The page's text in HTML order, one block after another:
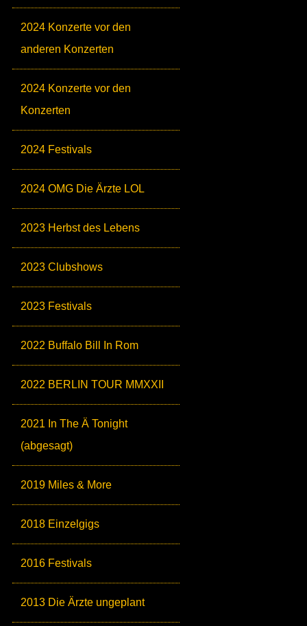
2024 Konzerte vor den
anderen Konzerten
2024 Konzerte vor den
Konzerten
2024 Festivals
2024 OMG Die Ärzte LOL
2023 Herbst des Lebens
2023 Clubshows
2023 Festivals
2022 Buffalo Bill In Rom
2022 BERLIN TOUR MMXXII
2021 In The Ä Tonight
(abgesagt)
2019 Miles & More
2018 Einzelgigs
2016 Festivals
2013 Die Ärzte ungeplant